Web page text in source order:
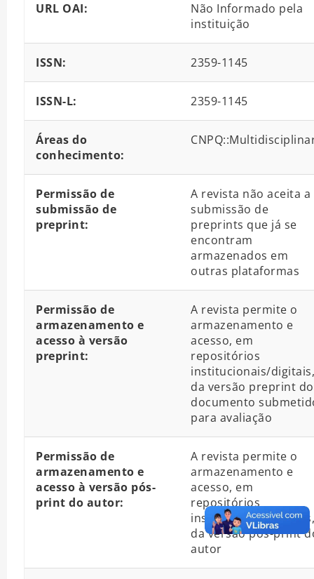
URL OAI:
Não Informado pela
instituição
ISSN: 2359-1145
ISSN-L: 2359-1145
Áreas do
conhecimento:
Permissão de
submissão de
preprint:
A revista não aceita a
submissão de
preprints que já se
encontram
armazenados em
outras plataformas
Permissão de
armazenamento e
acesso à versão
preprint:
A revista permite o
armazenamento e
acesso, em
repositórios
institucionais/digitais,
da versão preprint do
documento
para avaliação
Permissão de
armazenamento e
acesso à versão pós-
print do autor:
A revista permite o
armazenamento e
acesso, em
repositórios
institucionais/digitais,
da versão pós-print
autor